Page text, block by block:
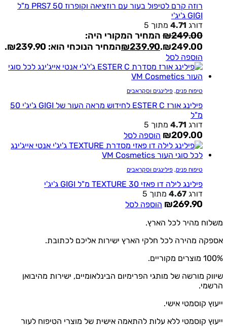
רוזה קרם לטיפול בעור עם רוזציאה וקופרוז PRS7 50 מ"ל
GIGI ג'יג'י
דורג 4.71 מתוך 5
₪249.00
המחיר המקורי היה:
₪249.00.
₪239.90 המחיר הנוכחי הוא: ₪239.90.
הוספה לסל
טיפוח פנים, פילינגים וסקראבים
פילינג אורז ESTER C לחידוש מראה העור של GIGI ג'יג'י 50
מ"ל
דורג 4.71 מתוך 5
₪209.00 הוספה לסל
טיפוח פנים, פילינגים וסקראבים
פילינג לילה דו פאזי TEXTURE 30 מ"ל GIGI ג'יג'י
דורג 4.67 מתוך 5
₪269.90
הוספה לסל
משלוח מהיר לכל הארץ.
אספקה מהירה לכל חלקי הארץ ישירות אליכם לכתובת.
100% מוצרים מקוריים.
שיווק מורשה של מותגי הפרימיום הבינלאומיים, ישירות מהיבואן
הרשמי.
ייעוץ קוסמטי אישי.
ייעוץ קוסמטי ללא עלות להתאמה אישית של מוצרי הטיפוח לעור